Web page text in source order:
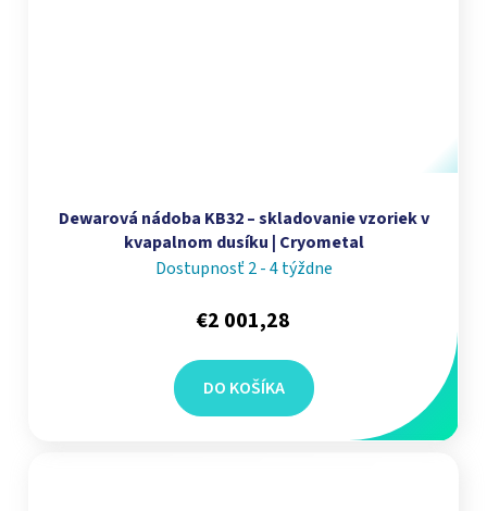
Dewarová nádoba KB32 – skladovanie vzoriek v
kvapalnom dusíku | Cryometal
Dostupnosť 2 - 4 týždne
€2 001,28
DO KOŠÍKA